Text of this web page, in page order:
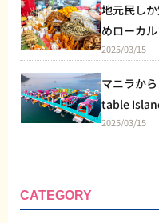
地元民し
めローカ
2025/03/15
マニラか
table
2025/03/15
CATEGORY